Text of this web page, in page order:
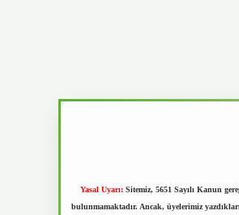
Yasal Uyarı: Sitemiz, 5651 Sayılı Kanun
bulunmamaktadır. Ancak, üyelerimiz